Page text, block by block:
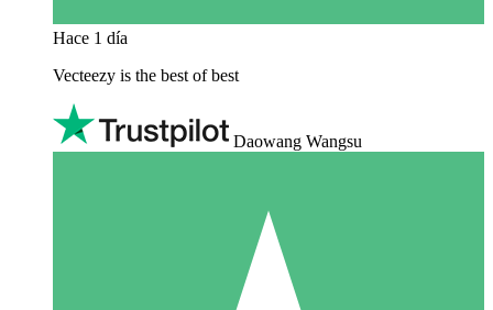
Hace 1 día
Vecteezy is the best of best
Daowang Wangsu